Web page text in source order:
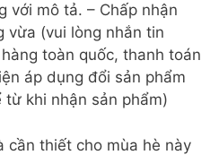
với mô tả. – Chấp nhận
vừa (vui lòng nhắn tin
toàn quốc, thanh toán
áp dụng đổi sản phẩm
khi nhận sản phẩm)
cần thiết cho mùa hè này